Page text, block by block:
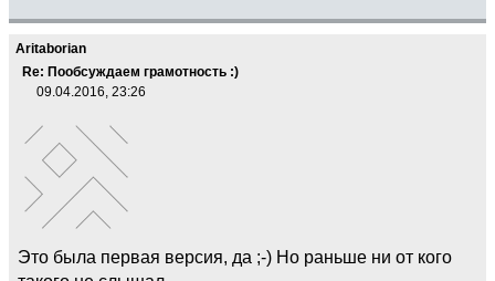
Aritaborian
Re: Пообсуждаем грамотность :)
09.04.2016, 23:26
Это была первая версия, да ;-) Но раньше ни от кого